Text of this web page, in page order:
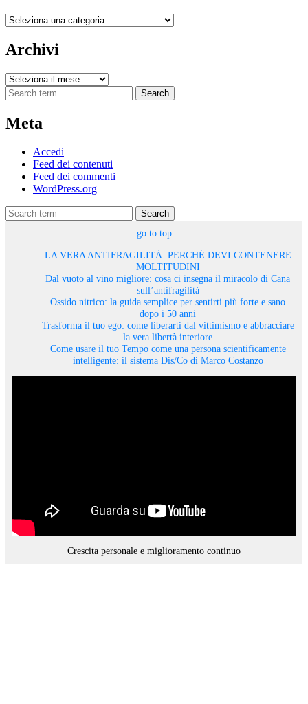
Categorie
Archivi
Archivi
Search
Meta
Accedi
Feed dei contenuti
Feed dei commenti
WordPress.org
Search
go to top
LA VERA ANTIFRAGILITÀ: PERCHÉ DEVI CONTENERE
MOLTITUDINI
Dal vuoto al vino migliore: cosa ci insegna il miracolo di Cana
sull’antifragilità
Ossido nitrico: la guida semplice per sentirti più forte e sano
dopo i 50 anni
Trasforma il tuo ego: come liberarti dal vittimismo e abbracciare
la vera libertà interiore
Come usare il tuo Tempo come una persona scientificamente
intelligente: il sistema Dis/Co di Marco Costanzo
Crescita personale e miglioramento continuo